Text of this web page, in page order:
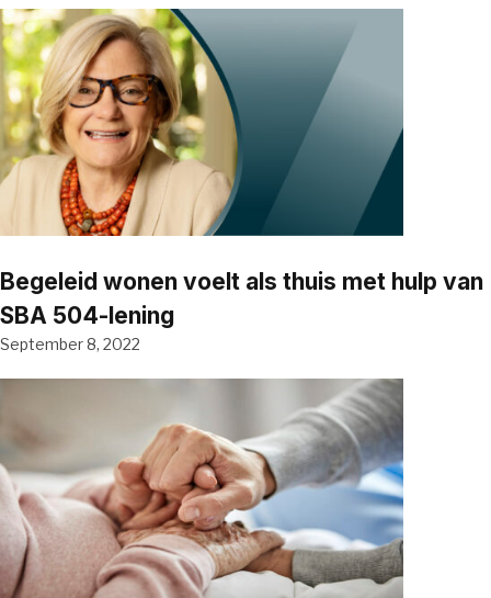
Begeleid wonen voelt als thuis met hulp van
SBA 504-lening
September 8, 2022